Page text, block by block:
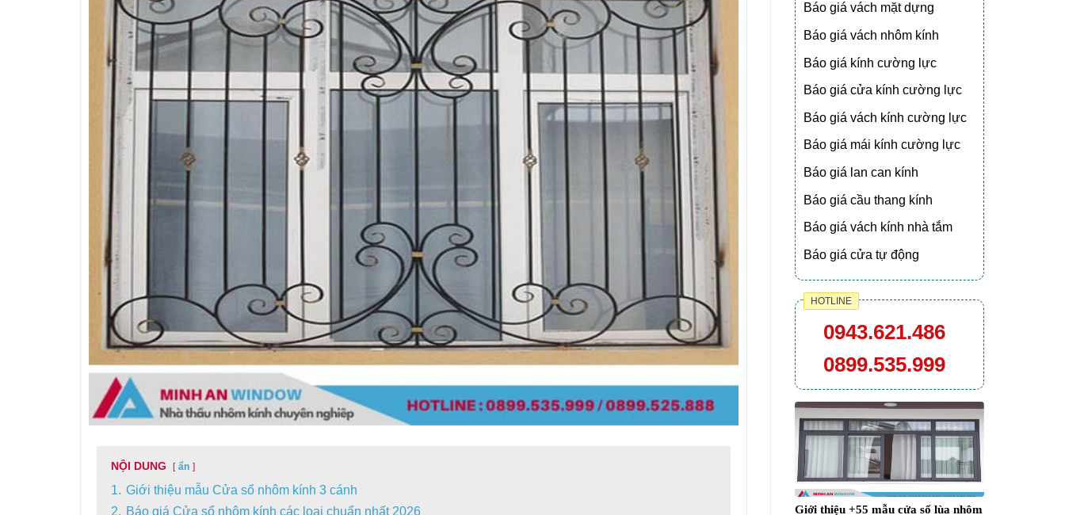
NỘI DUNG ẩn
1. Giới thiệu mẫu Cửa sổ nhôm kính 3 cánh
2. Báo giá Cửa sổ nhôm kính các loại chuẩn nhất 2026
Báo giá vách mặt dựng
Báo giá vách nhôm kính
Báo giá kính cường lực
Báo giá cửa kính cường lực
Báo giá vách kính cường lực
Báo giá mái kính cường lực
Báo giá lan can kính
Báo giá cầu thang kính
Báo giá vách kính nhà tắm
Báo giá cửa tự động
HOTLINE
0943.621.486
0899.535.999
Giới thiệu +55 mẫu cửa sổ lùa nhôm